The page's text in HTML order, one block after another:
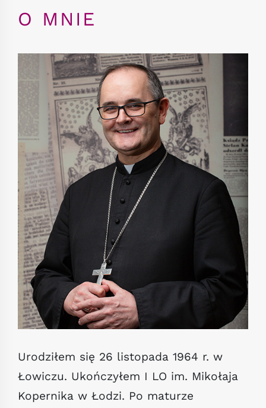
O MNIE
Urodziłem się 26 listopada 1964 r. w
Łowiczu. Ukończyłem I LO im. Mikołaja
Kopernika w Łodzi. Po maturze